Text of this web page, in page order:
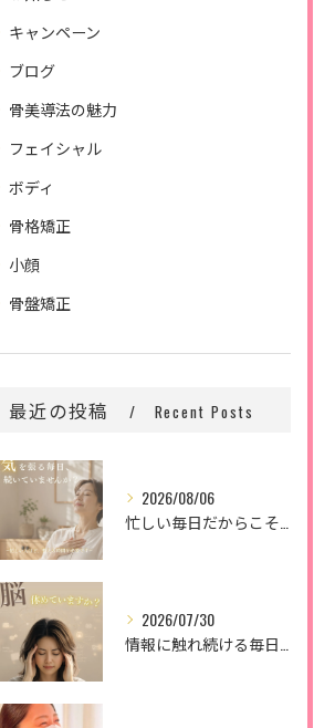
キャンペーン
ブログ
骨美導法の魅力
フェイシャル
ボディ
骨格矯正
小顔
骨盤矯正
最近の投稿 Recent Posts
2026/08/06
2026/07/30